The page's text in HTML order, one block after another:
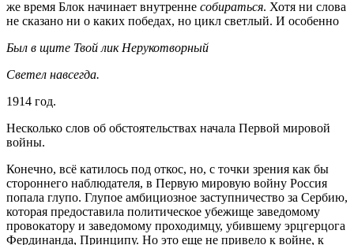
же время Блок начинает внутренне собираться. Хотя ни слова
не сказано ни о каких победах, но цикл светлый. И особенно
Был в щите Твой лик Нерукотворный
Светел навсегда.
1914 год.
Несколько слов об обстоятельствах начала Первой мировой
войны.
Конечно, всё катилось под откос, но, с точки зрения как бы
стороннего наблюдателя, в Первую мировую войну Россия
попала глупо. Глупое амбициозное заступничество за Сербию,
которая предоставила политическое убежище заведомому
провокатору и заведомому проходимцу, убившему эрцгерцога
Фердинанда, Принципу. Но это еще не привело к войне, к